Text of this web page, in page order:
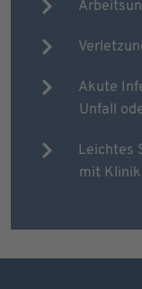
Akute
Unfall
Leichtes
mit